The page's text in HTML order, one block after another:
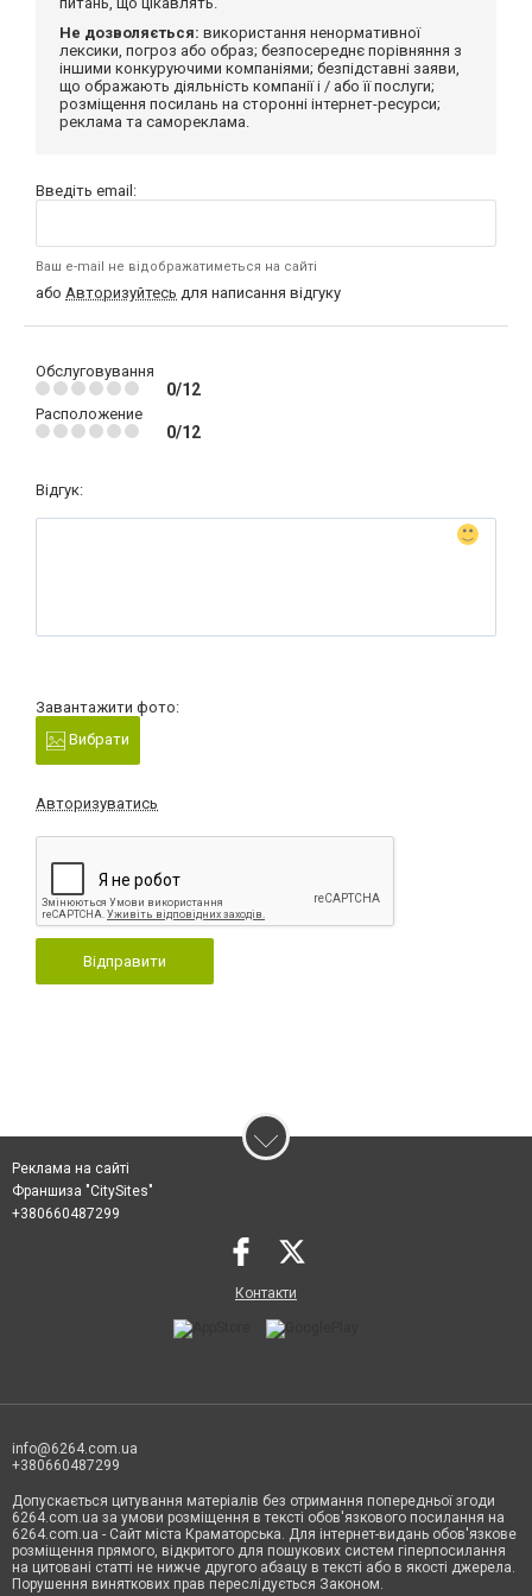
Не дозволяється: використання ненормативної
лексики, погроз або образ; безпосереднє порівняння з
іншими конкуруючими компаніями; безпідставні заяви,
що ображають діяльність компанії і / або її послуги;
розміщення посилань на сторонні інтернет-ресурси;
реклама та самореклама.
Введіть email:
Ваш e-mail не відображатиметься на сайті
або Авторизуйтесь для написання відгуку
Обслуговування
0/12
Расположение
0/12
Відгук:
Завантажити фото:
Вибрати
Авторизуватись
Відправити
Реклама на сайті
Франшиза "CitySites"
+380660487299
Контакти
info@6264.com.ua
+380660487299
Допускається цитування матеріалів без отримання попередньої згоди
6264.com.ua за умови розміщення в тексті обов'язкового посилання на
6264.com.ua - Сайт міста Краматорська. Для інтернет-видань обов'язкове
розміщення прямого, відкритого для пошукових систем гіперпосилання
на цитовані статті не нижче другого абзацу в тексті або в якості джерела.
Порушення виняткових прав переслідується Законом.